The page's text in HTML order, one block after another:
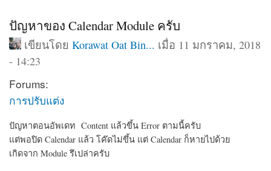
ปัญหาของ Calendar Module ครับ
เขียนโดย Korawat Oat Bin... เมื่อ 11 มกราคม, 2018
- 14:23
Forums:
การปรับแต่ง
ปัญหาตอนอัพเดท Content แล้วขึ้น Error ตามนี้ครับ
แต่พอปิด Calendar แล้ว โค๊ดไม่ขึ้น แต่ Calendar ก็หายไปด้วย
เกิดจาก Module รึเปล่าครับ